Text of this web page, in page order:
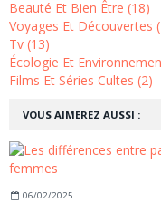
VOUS AIMEREZ AUSSI :
06/02/2025
Beauté Et Bien Être (18)
Voyages Et Découvertes
Tv (13)
Écologie Et
Films Et Séries Cultes (2)